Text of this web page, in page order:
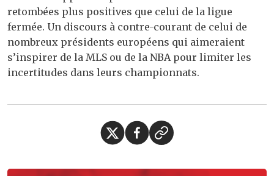
retombées plus positives que celui de la ligue
fermée. Un discours à contre-courant de celui de
nombreux présidents européens qui aimeraient
s’inspirer de la MLS ou de la NBA pour limiter les
incertitudes dans leurs championnats.